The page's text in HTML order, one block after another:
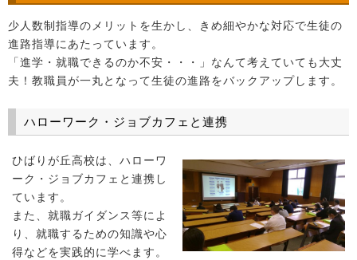
少人数制指導のメリットを生かし、きめ細やかな対応で生徒の
進路指導にあたっています。
「進学・就職できるのか不安・・・」なんて考えていても大丈
夫！教職員が一丸となって生徒の進路をバックアップします。
ハローワーク・ジョブカフェと連携
ひばりが丘高校は、ハローワ
ーク・ジョブカフェと連携し
ています。
また、就職ガイダンス等によ
り、就職するための知識や心
得などを実践的に学べます。